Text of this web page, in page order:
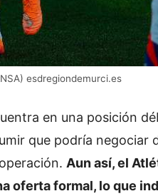
esdregiondemurci.es
en una posición
que podría negociar
Aun así, el
oferta formal, lo que